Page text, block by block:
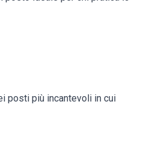
posti più incantevoli in cui